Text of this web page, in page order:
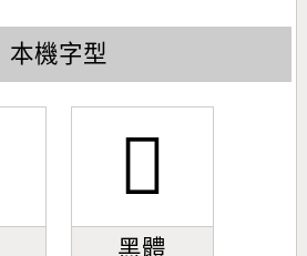
本機字型
𣎹
黑體